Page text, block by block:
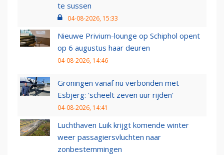
te sussen
04-08-2026, 15:33
Nieuwe Privium-lounge op Schiphol opent
op 6 augustus haar deuren
04-08-2026, 14:46
Groningen vanaf nu verbonden met
Esbjerg: 'scheelt zeven uur rijden'
04-08-2026, 14:41
Luchthaven Luik krijgt komende winter
weer passagiersvluchten naar
zonbestemmingen